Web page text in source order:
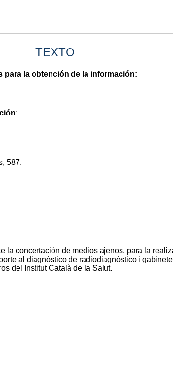
TEXTO
para la obtención de la información:
587.
la concertación de medios ajenos, para la
al diagnóstico de radiodiagnóstico i
del Institut Català de la Salut.